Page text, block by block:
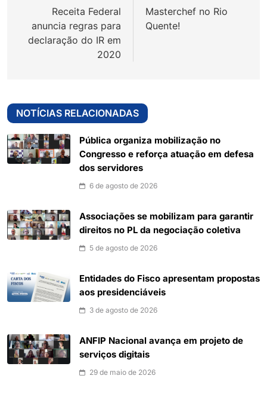
Post
Receita Federal
anuncia regras para
declaração do IR em
2020
Masterchef no Rio
Quente!
NOTÍCIAS RELACIONADAS
Pública organiza mobilização no
Congresso e reforça atuação em defesa
dos servidores
6 de agosto de 2026
Associações se mobilizam para garantir
direitos no PL da negociação coletiva
5 de agosto de 2026
Entidades do Fisco apresentam propostas
aos presidenciáveis
3 de agosto de 2026
ANFIP Nacional avança em projeto de
serviços digitais
29 de maio de 2026